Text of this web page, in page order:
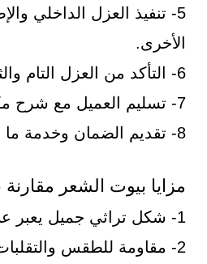
5- تنفيذ العزل الداخلي
الأخرى.
6- التأكد من العزل التام والثبات في الموقع.
7- تسليم العميل مع شرح مكونات العمل.
8- تقديم الضمان وخدمة ما بعد البيع.
مزايا بيوت الشعر مقارنة
1- شكل تراثي جميل يعبر عن الهوية الثقافية.
2- مقاومة للطقس